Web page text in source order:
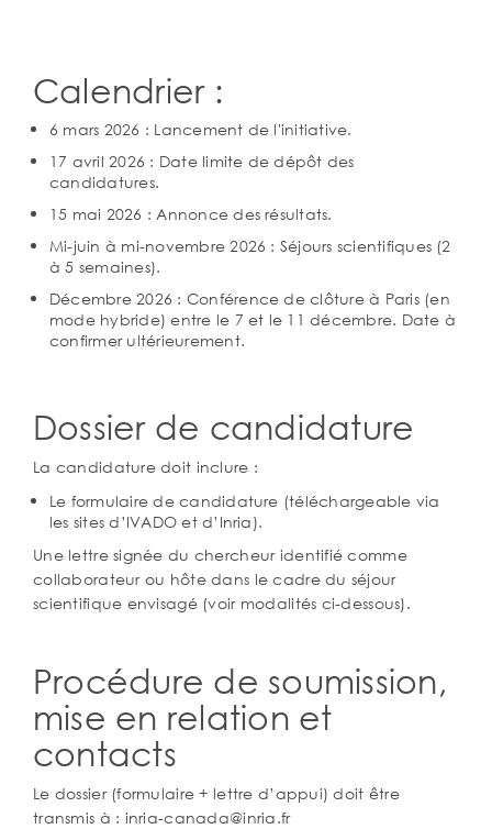
Calendrier :
6 mars 2026 : Lancement de l'initiative.
17 avril 2026 : Date limite de dépôt des
candidatures.
15 mai 2026 : Annonce des résultats.
Mi-juin à mi-novembre 2026 : Séjours scientifiques (2
à 5 semaines).
Décembre 2026 : Conférence de clôture à Paris (en
mode hybride) entre le 7 et le 11 décembre. Date à
confirmer ultérieurement.
Dossier de candidature
La candidature doit inclure :
Le formulaire de candidature (téléchargeable via
les sites d’IVADO et d’Inria).
Une lettre signée du chercheur identifié comme
collaborateur ou hôte dans le cadre du séjour
scientifique envisagé (voir modalités ci-dessous).
Procédure de soumission,
mise en relation et
contacts
Le dossier (formulaire + lettre d’appui) doit être
transmis à : inria-canada@inria.fr